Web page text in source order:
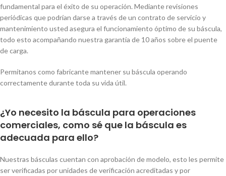
fundamental para el éxito de su operación. Mediante revisiones
periódicas que podrían darse a través de un contrato de servicio y
mantenimiento usted asegura el funcionamiento óptimo de su báscula,
todo esto acompañando nuestra garantía de 10 años sobre el puente
de carga.
Permítanos como fabricante mantener su báscula operando
correctamente durante toda su vida útil.
¿Yo necesito la báscula para operaciones
comerciales, como sé que la báscula es
adecuada para ello?
Nuestras básculas cuentan con aprobación de modelo, esto les permite
ser verificadas por unidades de verificación acreditadas y por